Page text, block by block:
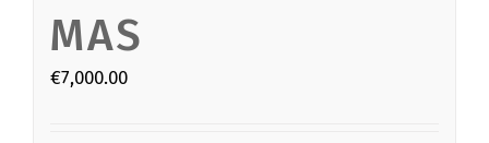
MAS
€7,000.00